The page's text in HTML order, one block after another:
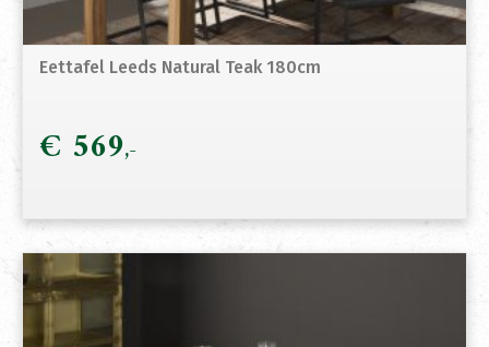
Eettafel Leeds Natural Teak 180cm
€ 569